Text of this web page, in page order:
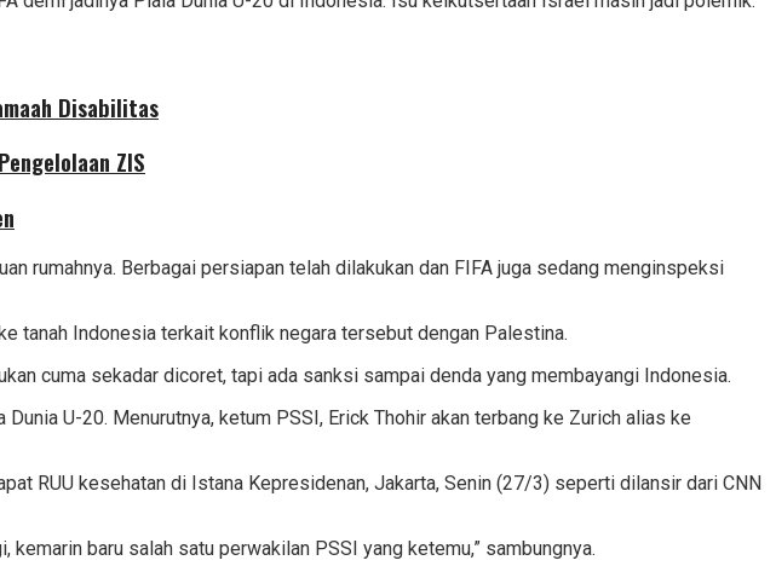
Disabilitas
ZIS
rumahnya. Berbagai persiapan telah dilakukan dan FIFA juga sedang menginspeksi
tanah Indonesia terkait konflik negara tersebut dengan Palestina.
cuma sekadar dicoret, tapi ada sanksi sampai denda yang membayangi Indonesia.
U-20. Menurutnya, ketum PSSI, Erick Thohir akan terbang ke Zurich alias ke
RUU kesehatan di Istana Kepresidenan, Jakarta, Senin (27/3) seperti dilansir dari CNN
baru salah satu perwakilan PSSI yang ketemu,” sambungnya.